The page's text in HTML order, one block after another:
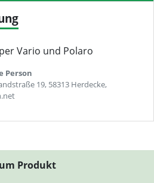
Vario und Polaro
Person
19, 58313 Herdecke,
Produkt